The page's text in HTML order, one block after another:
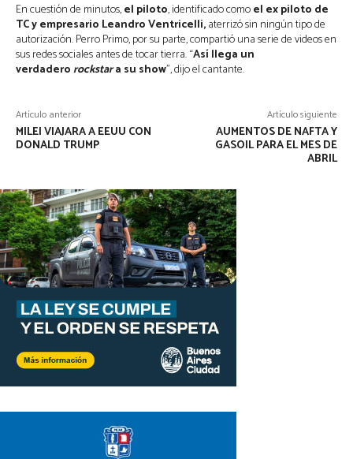
En cuestión de minutos,el piloto, identificado comoel ex piloto de
TC y empresario Leandro Ventricelli,aterrizó sin ningún tipo de
autorización. Perro Primo, por su parte, compartió una serie de videos en
sus redes sociales antes de tocar tierra. “Así llega un
verdaderorockstara su show”, dijo el cantante.
Artículo anterior
MILEI VIAJARA A EEUU CON
DONALD TRUMP
Artículo siguiente
AUMENTOS DE NAFTA Y
GASOIL PARA EL MES DE
ABRIL